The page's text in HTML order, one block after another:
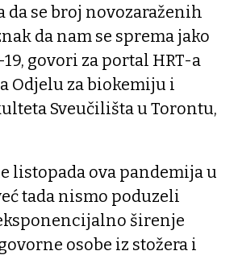
da se broj novozaraženih
da nam se sprema jako
govori za portal HRT-a
Odjelu za biokemiju i
Sveučilišta u Torontu,
listopada ova pandemija u
tada nismo poduzeli
širenje
osobe iz stožera i